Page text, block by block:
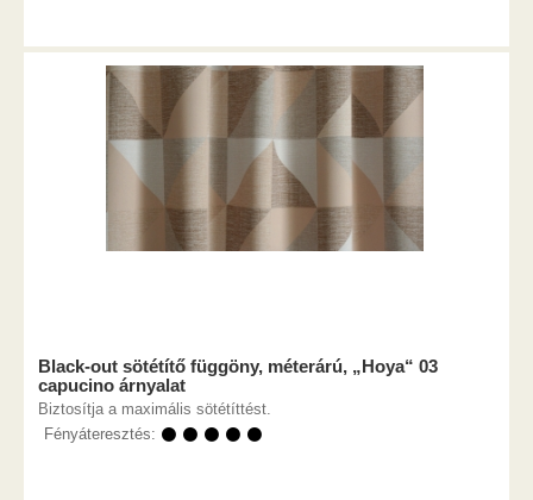
Black-out sötétítő függöny, méterárú, „Hoya“ 03
capucino árnyalat
Biztosítja a maximális sötétíttést.
Fényáteresztés: ⚫ ⚫ ⚫ ⚫ ⚫